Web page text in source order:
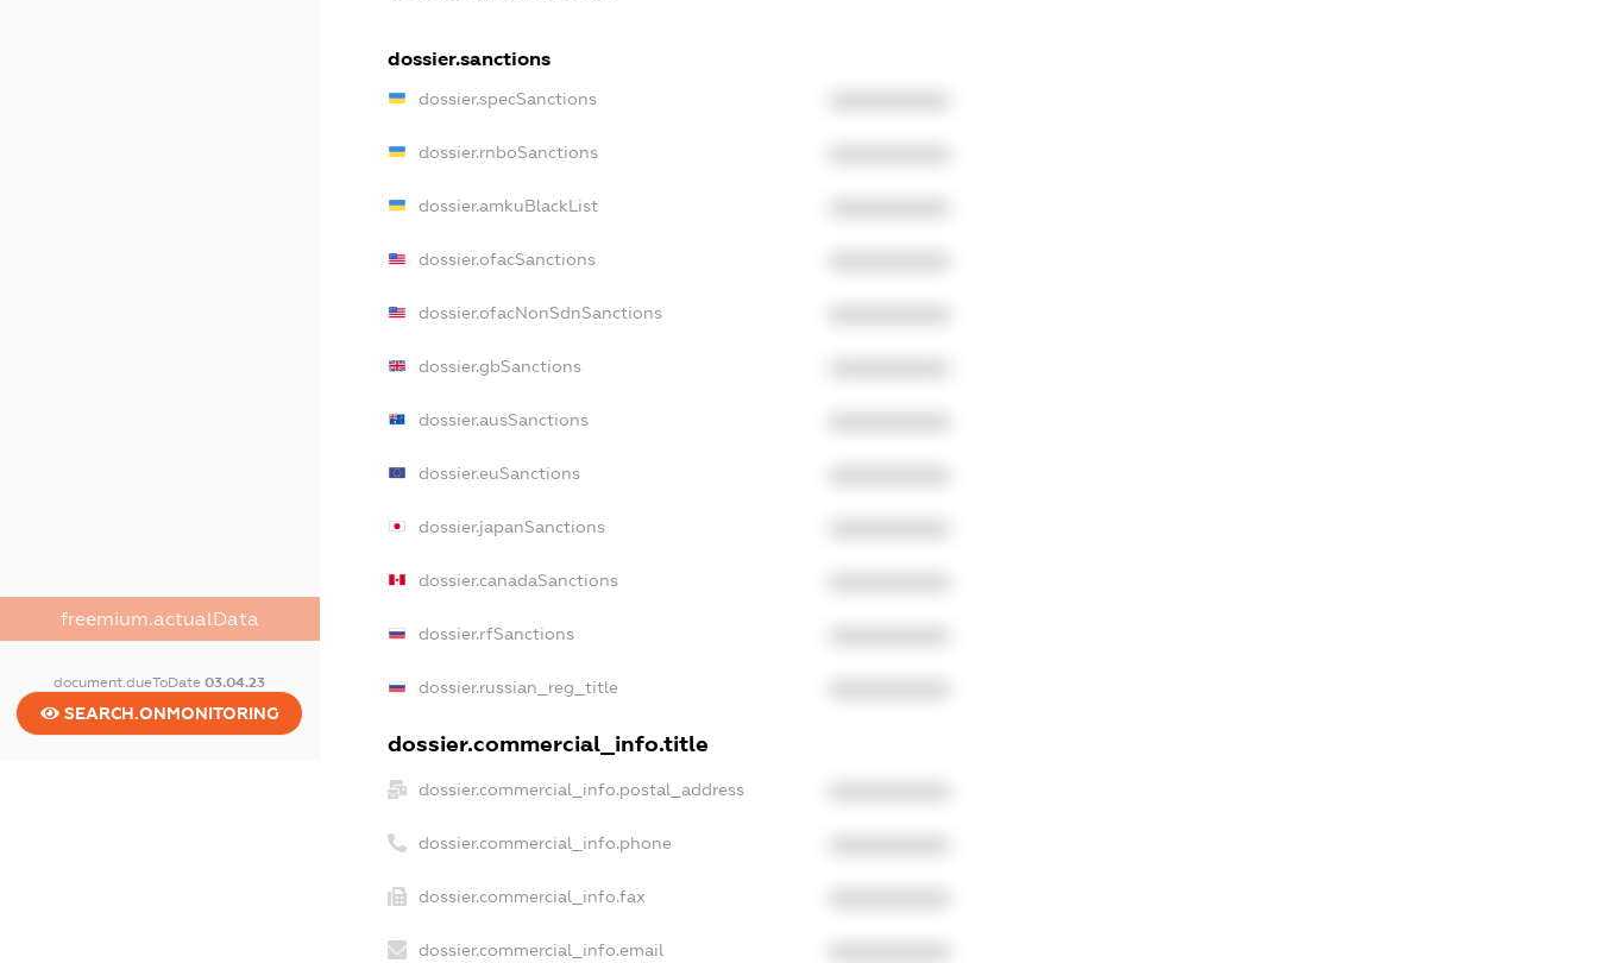
freemium.actualData
document.dueToDate03.04.23
SEARCH.ONMONITORING
dossier.sanctions
dossier.specSanctions
dossier.rnboSanctions
dossier.amkuBlackList
dossier.ofacSanctions
dossier.ofacNonSdnSanctions
dossier.gbSanctions
dossier.ausSanctions
dossier.euSanctions
dossier.japanSanctions
dossier.canadaSanctions
dossier.rfSanctions
dossier.russian_reg_title
dossier.commercial_info.title
dossier.commercial_info.postal_address
dossier.commercial_info.phone
dossier.commercial_info.fax
dossier.commercial_info.email